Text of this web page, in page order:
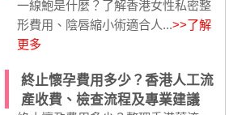
一線鮑是什麼？了解香港女性私密整
形費用、陰唇縮小術適合人...>>了解
更多
終止懷孕費用多少？香港人工流
產收費、檢查流程及專業建議